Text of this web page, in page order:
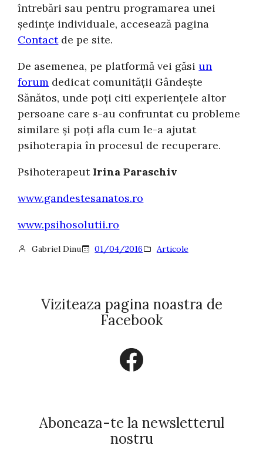
întrebări sau pentru programarea unei
ședințe individuale, accesează pagina
Contactde pe site.
De asemenea, pe platformă vei găsiun
forum dedicat comunității Gândește
Sănătos, unde poți citi experiențele altor
persoane care s-au confruntat cu probleme
similare și poți afla cum le-a ajutat
psihoterapia în procesul de recuperare.
Psihoterapeut Irina Paraschiv
www.gandestesanatos.ro
www.psihosolutii.ro
Gabriel Dinu 01/04/2016 Articole
Viziteaza pagina noastra de
Facebook
Facebook
Aboneaza-te la newsletterul
nostru